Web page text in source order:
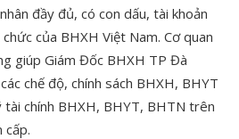
đầy đủ, có con dấu, tài khoản
của BHXH Việt Nam. Cơ quan
giúp Giám Đốc BHXH TP Đà
chế độ, chính sách BHXH, BHYT
chính BHXH, BHYT, BHTN trên
cấp.